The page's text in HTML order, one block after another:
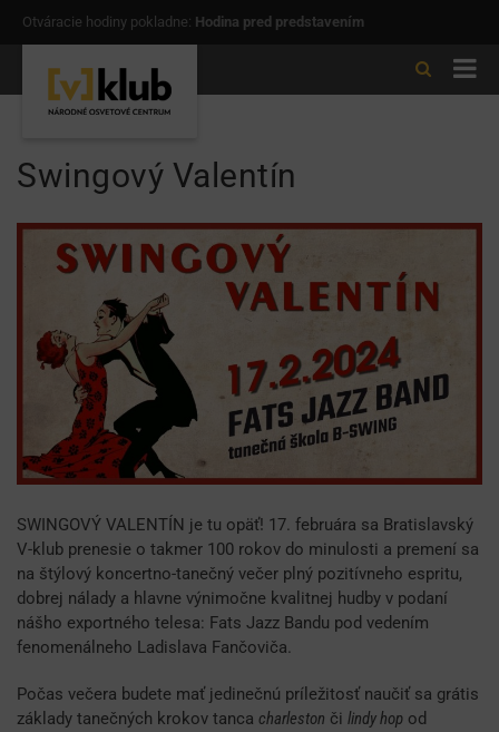
Otváracie hodiny pokladne: Hodina pred predstavením
Swingový Valentín
SWINGOVÝ VALENTÍN je tu opäť! 17. februára sa Bratislavský
V-klub prenesie o takmer 100 rokov do minulosti a premení sa
na štýlový koncertno-tanečný večer plný pozitívneho espritu,
dobrej nálady a hlavne výnimočne kvalitnej hudby v podaní
nášho exportného telesa: Fats Jazz Bandu pod vedením
fenomenálneho Ladislava Fančoviča.
Počas večera budete mať jedinečnú príležitosť naučiť sa grátis
základy tanečných krokov tanca charleston či lindy hop od